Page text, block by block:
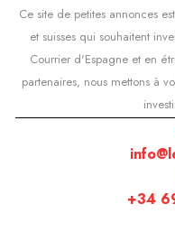
Ce site de petites annonces
et suisses qui souhaitent
Courrier d'Espagne et en
partenaires, nous mettons à
+34